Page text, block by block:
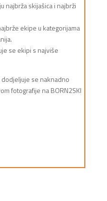
najbrža skijašica i najbrži
ekipe u kategorijama
se ekipi s najviše
se naknadno
fotografije na BORN2SKI